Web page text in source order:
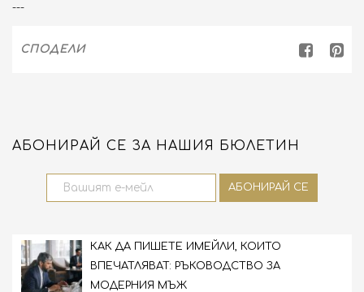
---
СПОДЕЛИ
АБОНИРАЙ СЕ ЗА НАШИЯ БЮЛЕТИН
КАК ДА ПИШЕТЕ ИМЕЙЛИ, КОИТО
ВПЕЧАТЛЯВАТ: РЪКОВОДСТВО ЗА
МОДЕРНИЯ МЪЖ